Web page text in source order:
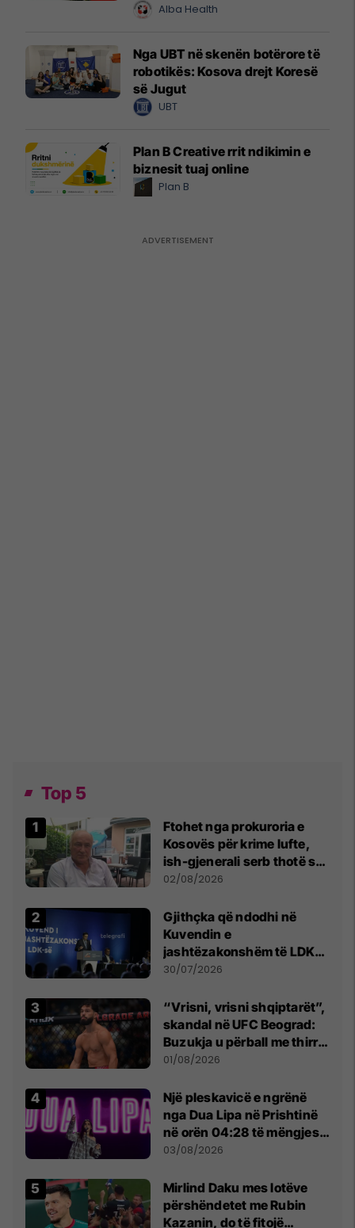
Alba Health
Nga UBT në skenën botërore të
robotikës: Kosova drejt Koresë
së Jugut
UBT
Plan B Creative rrit ndikimin e
biznesit tuaj online
Plan B
Top 5
Ftohet nga prokuroria e
Kosovës për krime lufte,
ish-gjenerali serb thotë se
dikush e tradhtoi në
02/08/2026
Gjithçka që ndodhi në
Kuvendin e
jashtëzakonshëm të LDK-
së
30/07/2026
“Vrisni, vrisni shqiptarët”,
skandal në UFC Beograd:
Buzukja u përball me thirrje
anti-shqiptare nga
01/08/2026
Një pleskavicë e ngrënë
nga Dua Lipa në Prishtinë
në orën 04:28 të mëngjesit
- dhe bota digjitale serbe
03/08/2026
Mirlind Daku mes lotëve
përshëndetet me Rubin
Kazanin, do të fitojë